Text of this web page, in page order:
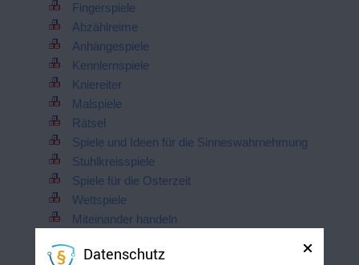
Fingerspiele
Abzählreime
Anhängespiele
Kennlernspiele
Kniereiter
Malspiele
Rätsel
Spiele und Ideen für die Sinneswahrnehmung
Stuhlkreisspiele
Spiele für die Osterzeit
Wettspiele
Miteinander handeln
Runenstäbe werfen
Datenschutz